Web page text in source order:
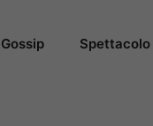
Gossip Spettacolo